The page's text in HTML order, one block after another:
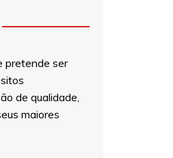
pretende ser
de qualidade,
maiores